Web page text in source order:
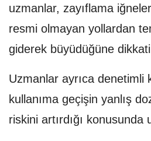
uzmanlar, zayıflama
resmi olmayan yollardan
giderek büyüdüğüne
Uzmanlar ayrıca denetimli
kullanıma geçişin yanlış
riskini artırdığı konusunda